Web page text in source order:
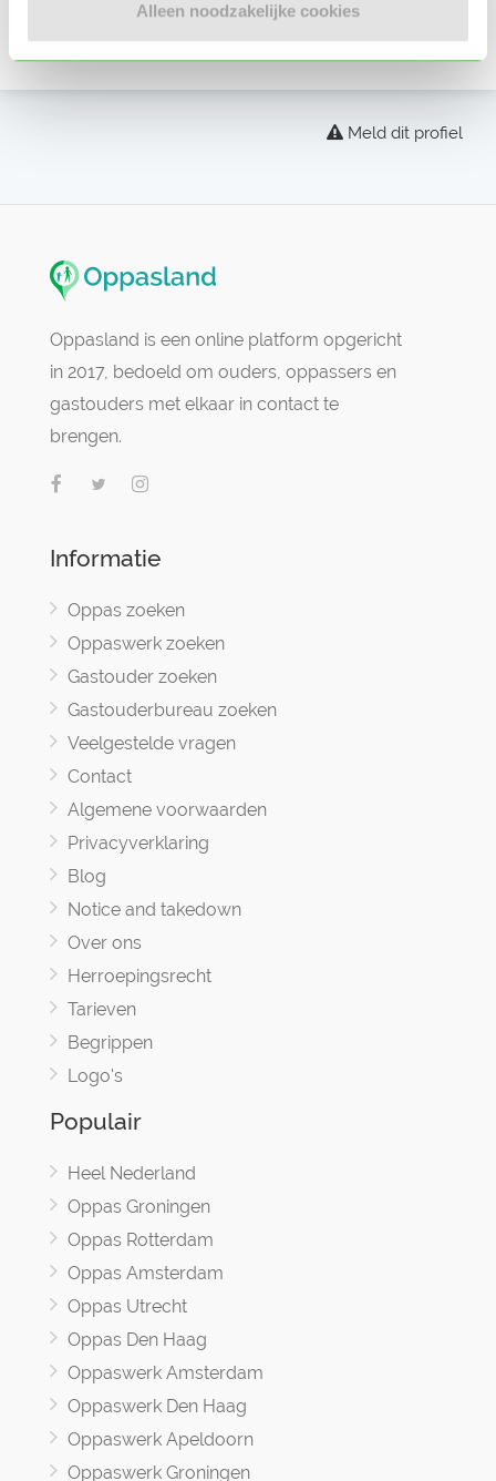
Alleen noodzakelijke cookies
Er zijn nog geen beoordelingen
Meld dit profiel
Oppasland is een online platform opgericht
in 2017, bedoeld om ouders, oppassers en
gastouders met elkaar in contact te
brengen.
Informatie
Oppas zoeken
Oppaswerk zoeken
Gastouder zoeken
Gastouderbureau zoeken
Veelgestelde vragen
Contact
Algemene voorwaarden
Privacyverklaring
Blog
Notice and takedown
Over ons
Herroepingsrecht
Tarieven
Begrippen
Logo's
Populair
Heel Nederland
Oppas Groningen
Oppas Rotterdam
Oppas Amsterdam
Oppas Utrecht
Oppas Den Haag
Oppaswerk Amsterdam
Oppaswerk Den Haag
Oppaswerk Apeldoorn
Oppaswerk Groningen